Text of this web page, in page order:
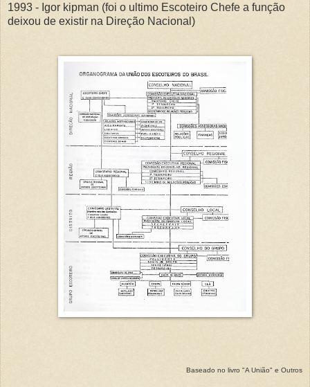
1993 - Igor kipman (foi o ultimo Escoteiro Chefe a função
deixou de existir na Direção Nacional)
Baseado no livro "A União" e Outros